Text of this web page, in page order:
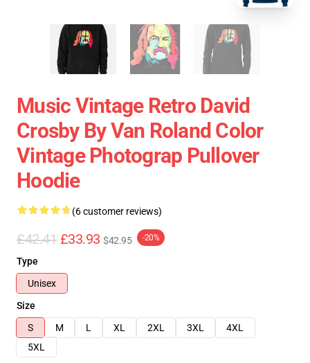
Music Vintage Retro David
Crosby By Van Roland Color
Vintage Photograp Pullover
Hoodie
(6 customer reviews)
£42.41 £33.93 $42.95 -20%
Type
Unisex
Size
S
M L XL 2XL 3XL
4XL
5XL